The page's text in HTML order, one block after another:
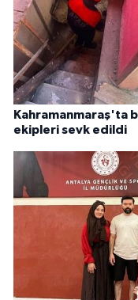
Kahramanmaraş'ta
ekipleri sevk edildi